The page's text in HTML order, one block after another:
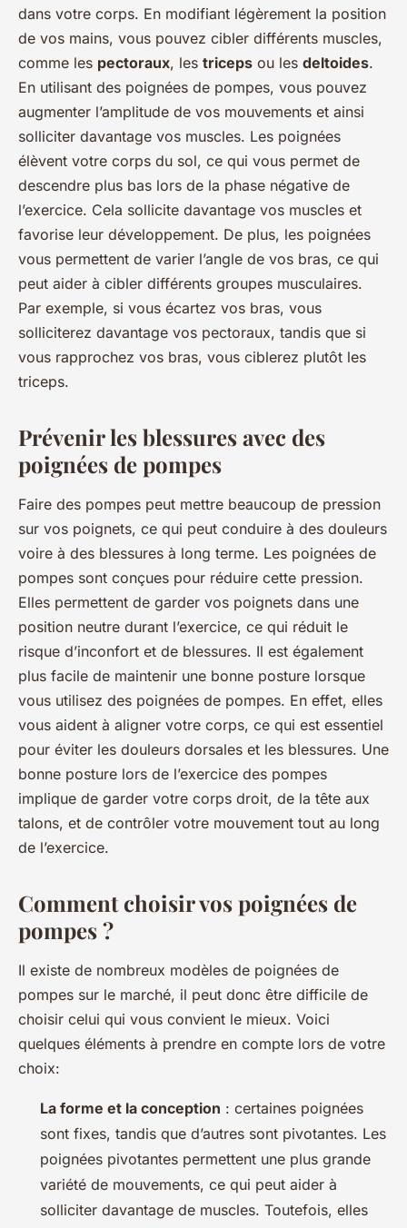
dans votre corps. En modifiant légèrement la position
de vos mains, vous pouvez cibler différents muscles,
comme les pectoraux, les triceps ou les deltoides.
En utilisant des poignées de pompes, vous pouvez
augmenter l’amplitude de vos mouvements et ainsi
solliciter davantage vos muscles. Les poignées
élèvent votre corps du sol, ce qui vous permet de
descendre plus bas lors de la phase négative de
l’exercice. Cela sollicite davantage vos muscles et
favorise leur développement. De plus, les poignées
vous permettent de varier l’angle de vos bras, ce qui
peut aider à cibler différents groupes musculaires.
Par exemple, si vous écartez vos bras, vous
solliciterez davantage vos pectoraux, tandis que si
vous rapprochez vos bras, vous ciblerez plutôt les
triceps.
Prévenir les blessures avec des
poignées de pompes
Faire des pompes peut mettre beaucoup de pression
sur vos poignets, ce qui peut conduire à des douleurs
voire à des blessures à long terme. Les poignées de
pompes sont conçues pour réduire cette pression.
Elles permettent de garder vos poignets dans une
position neutre durant l’exercice, ce qui réduit le
risque d’inconfort et de blessures. Il est également
plus facile de maintenir une bonne posture lorsque
vous utilisez des poignées de pompes. En effet, elles
vous aident à aligner votre corps, ce qui est essentiel
pour éviter les douleurs dorsales et les blessures. Une
bonne posture lors de l’exercice des pompes
implique de garder votre corps droit, de la tête aux
talons, et de contrôler votre mouvement tout au long
de l’exercice.
Comment choisir vos poignées de
pompes ?
Il existe de nombreux modèles de poignées de
pompes sur le marché, il peut donc être difficile de
choisir celui qui vous convient le mieux. Voici
quelques éléments à prendre en compte lors de votre
choix:
La forme et la conception : certaines poignées
sont fixes, tandis que d’autres sont pivotantes. Les
poignées pivotantes permettent une plus grande
variété de mouvements, ce qui peut aider à
solliciter davantage de muscles. Toutefois, elles